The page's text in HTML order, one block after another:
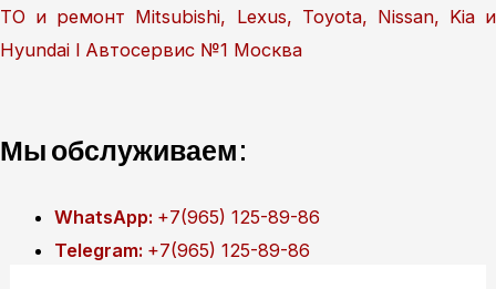
Перейти
к
ТО и ремонт Mitsubishi, Lexus, Toyota, Nissan, Kia и
Hyundai l Автосервис №1 Москва
Мы обслуживаем:
WhatsApp: +7(965) 125-89-86
Telegram: +7(965) 125-89-86